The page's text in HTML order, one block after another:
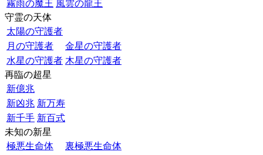
霧雨の魔王 風雲の龍王
守霊の天体
太陽の守護者
月の守護者
金星の守護者
水星の守護者 木星の守護者
再臨の超星
新億兆
新凶兆 新万寿
新千手 新百式
未知の新星
極悪生命体
裏極悪生命体